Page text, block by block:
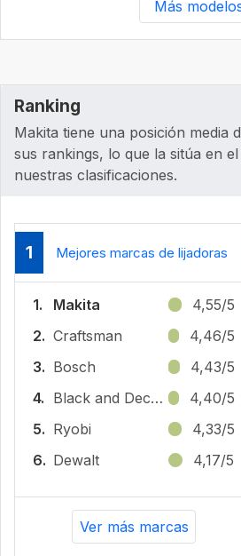
Más
Ranking
Makita tiene una posición media
sus rankings, lo que la sitúa en
nuestras clasificaciones.
1 Mejores marcas de lijadoras
1. Makita
4,55/5
2. Craftsman
4,46/5
3. Bosch
4,43/5
4.
Black and Decker
4,40/5
5. Ryobi
4,33/5
6. Dewalt 4,17/5
Ver más marcas